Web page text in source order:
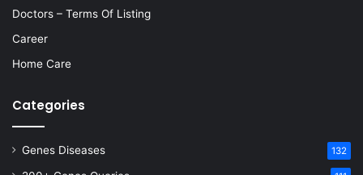
Doctors – Terms Of Listing
Career
Home Care
Categories
Genes Diseases 132